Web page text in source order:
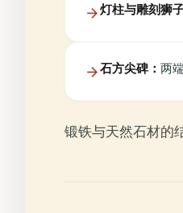
灯柱与雕刻狮子
石方尖碑： 两
锻铁与天然石材的